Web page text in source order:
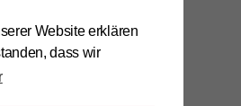
Website erklären
dass wir
43